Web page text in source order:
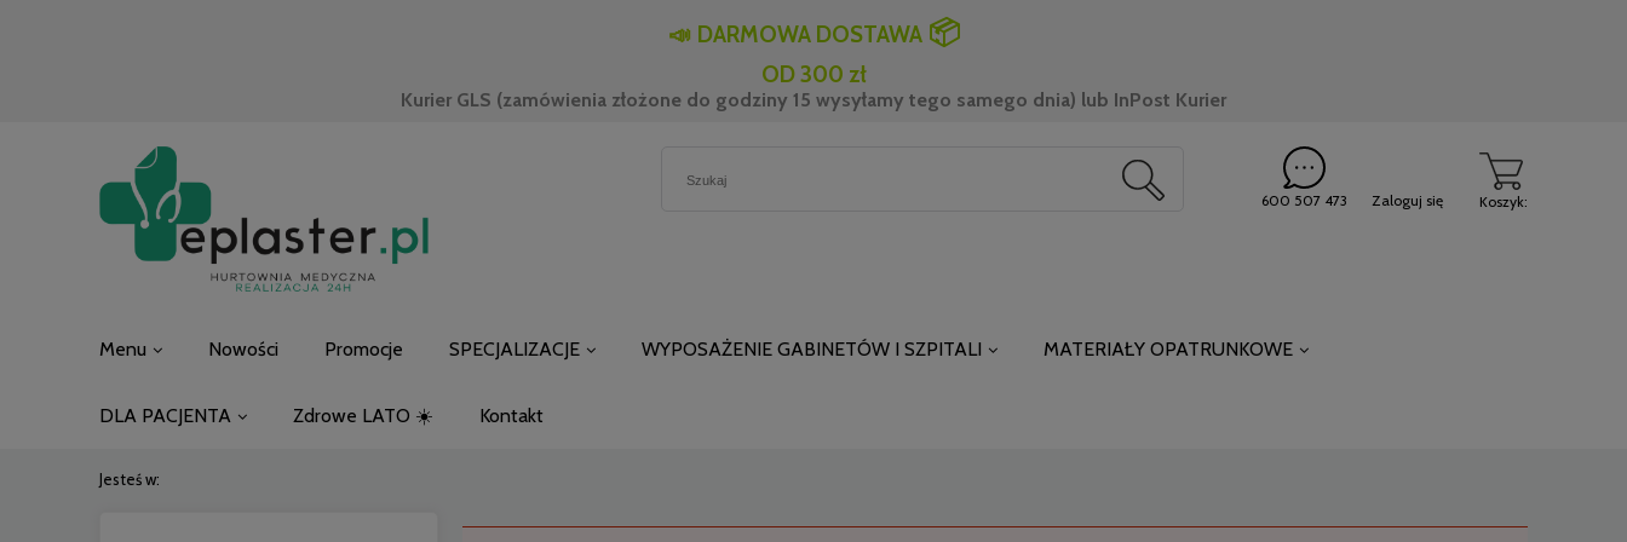
📣 DARMOWA DOSTAWA📦
OD 300 zł
Kurier GLS (zamówienia złożone do godziny 15 wysyłamy tego samego dnia) lub InPost Kurier
Koszyk:
600 507 473 Zaloguj się
Menu Nowości Promocje SPECJALIZACJE WYPOSAŻENIE GABINETÓW I SZPITALI MATERIAŁY OPATRUNKOWE
DLA PACJENTA Zdrowe LATO ☀️ Kontakt
Jesteś w: